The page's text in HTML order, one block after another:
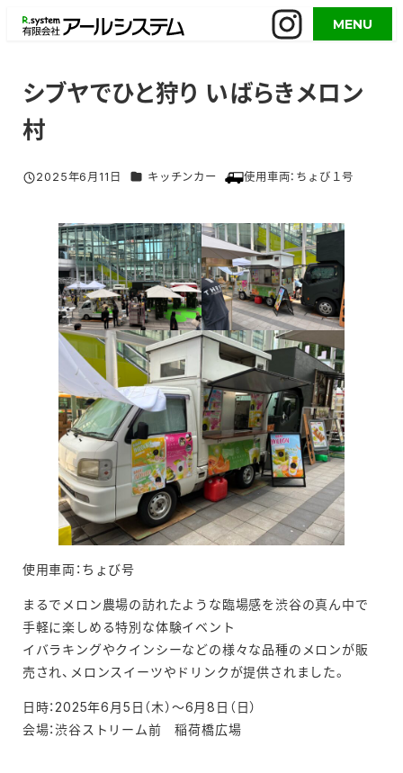
MENU
シブヤでひと狩り いばらきメロン
村
投稿日
2025年6月11日 グルメイベント／活用事例 カテゴリー
キッチンカー 使用車両： ちょび１号
使用車両：ちょび号
まるでメロン農場の訪れたような臨場感を渋谷の真ん中で
手軽に楽しめる特別な体験イベント
イバラキングやクインシーなどの様々な品種のメロンが販
売され、メロンスイーツやドリンクが提供されました。
日時：2025年6月5日（木）～6月8日（日）
会場：渋谷ストリーム前 稲荷橋広場